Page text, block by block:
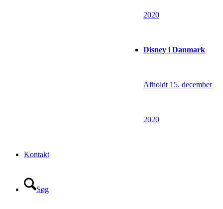
2020
Disney i Danmark
Afholdt 15. december
2020
Kontakt
Søg